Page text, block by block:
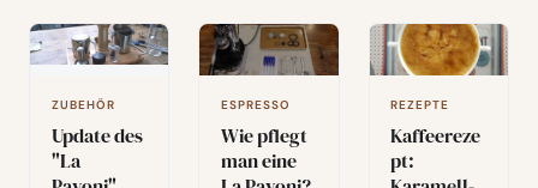
das
Werkzeug,
das
alle
zugänglich
macht.
schinen:
Modelle für
jedes
Budget, DIY-
und Tipps
zur richtigen
Supermarkt
kaufen?
Herkunft,
Aromaqualit
ät: Handwerk
ZUBEHÖR
Update des
"La
ESPRESSO
Wie pflegt
man eine
REZEPTE
Kaffeereze
pt: